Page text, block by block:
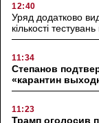
12:40
Уряд додатково
кількості
11:34
Степанов
«карантин
11:23
Трамп оголосив